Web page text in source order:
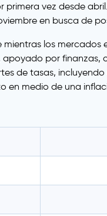
vez desde
en busca de
los mercados
por
de tasas,
medio de una